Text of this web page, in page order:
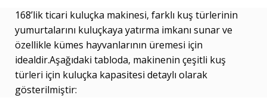
168’lik ticari kuluçka makinesi, farklı kuş türlerinin
yumurtalarını kuluçkaya yatırma imkanı sunar ve
özellikle kümes hayvanlarının üremesi için
idealdir.Aşağıdaki tabloda, makinenin çeşitli kuş
türleri için kuluçka kapasitesi detaylı olarak
gösterilmiştir: